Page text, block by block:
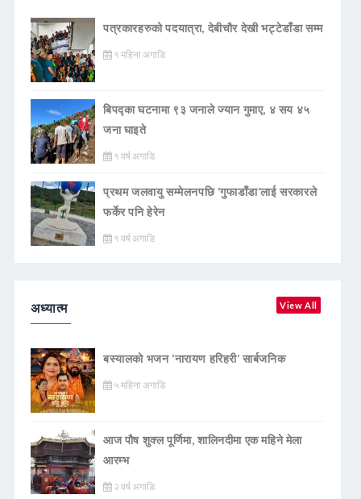
पत्रकारहरुको पदयात्रा, देबीचौर देखी भट्टेडाँडा सम्म
१ महिना अगाडि
बिपद्का घटनामा ९३ जनाले ज्यान गुमाए, ४ सय ४५
जना घाइते
१ वर्ष अगाडि
प्रथम जलवायु सम्मेलनपछि ‘गुफाडाँडा’लाई सरकारले
फर्केर पनि हेरेन
१ वर्ष अगाडि
अध्यात्म View All
बस्यालको भजन ‘नारायण हरिहरी’ सार्बजनिक
५ महिना अगाडि
आज पौष शुक्ल पूर्णिमा, शालिनदीमा एक महिने मेला
आरम्भ
२ वर्ष अगाडि